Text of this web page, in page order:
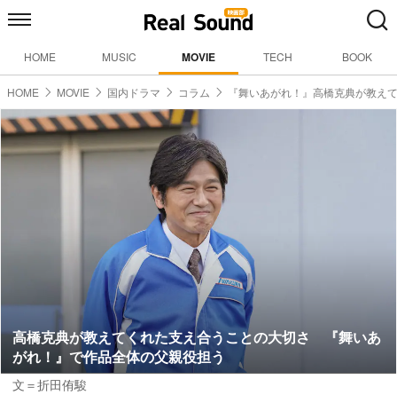
HOME MUSIC MOVIE TECH BOOK
HOME MOVIE 国内ドラマ コラム 『舞いあがれ！』高橋克典が教え
高橋克典が教えてくれた支え合うことの大切さ 『舞いあ
がれ！』で作品全体の父親役担う
文＝折田侑駿